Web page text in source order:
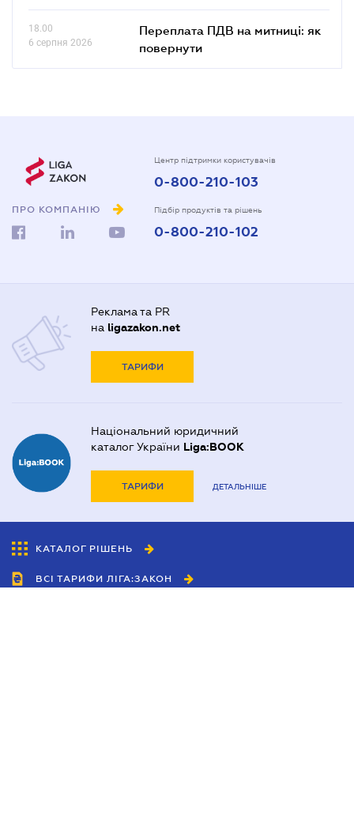
18.00
6 серпня 2026
Переплата ПДВ на митниці: як
повернути
ПРО КОМПАНІЮ
Центр підтримки користувачів
0-800-210-103
Підбір продуктів та рішень
0-800-210-102
Реклама та PR
на ligazakon.net
ТАРИФИ
Національний юридичний
каталог України Liga:BOOK
ТАРИФИ ДЕТАЛЬНІШЕ
КАТАЛОГ РІШЕНЬ
ВСІ ТАРИФИ ЛІГА:ЗАКОН